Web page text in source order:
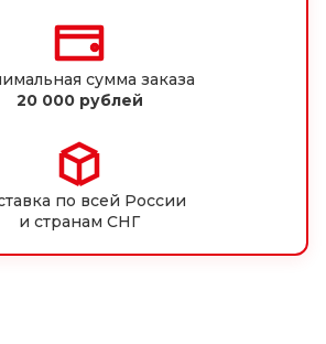
сумма заказа
20 000 рублей
по всей России
и странам СНГ